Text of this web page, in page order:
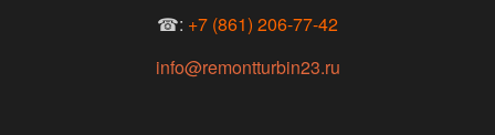
☎: +7 (861) 206-77-42
info@remontturbin23.ru